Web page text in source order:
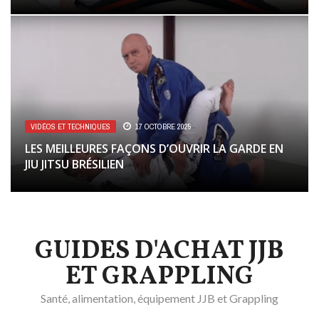
VIDÉOS ET TECHNIQUES 17 OCTOBRE 2025
LES MEILLEURES FAÇONS D’OUVRIR LA GARDE EN
JIU JITSU BRÉSILIEN
GUIDES D'ACHAT JJB
ET GRAPPLING
Santé, alimentation, équipement JJB et Grappling